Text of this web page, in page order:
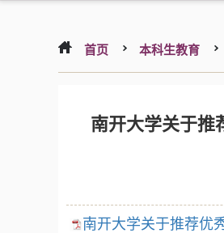
首页 本科生教育
南开大学关于推
南开大学关于推荐优